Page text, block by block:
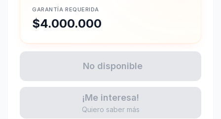
GARANTÍA REQUERIDA
$4.000.000
No disponible
¡Me interesa!
Quiero saber más